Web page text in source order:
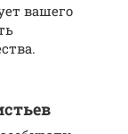
вашего